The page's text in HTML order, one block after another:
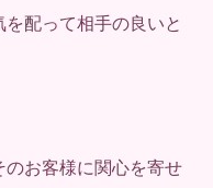
配って相手の良いと
のお客様に関心を寄せ